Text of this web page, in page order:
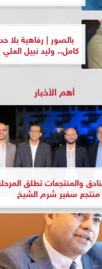
بالصور | رفاهية بلا
كامل.. وليد نبيل
أهم الأخبار
والمنتجعات تطلق
منتجع سفير شرم الشيخ